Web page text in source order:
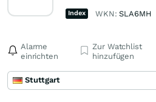
Index WKN:SLA6MH
Alarme
einrichten
Zur Watchlist
hinzufügen
Stuttgart